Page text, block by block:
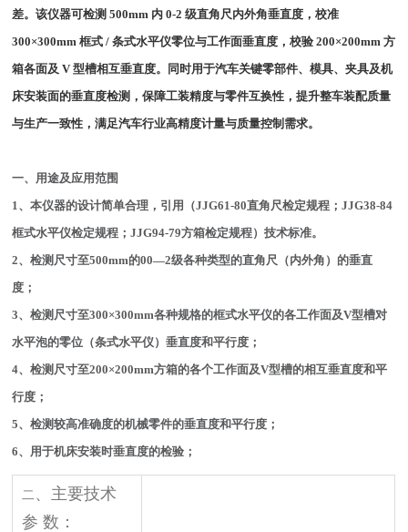
差。该仪器可检测 500mm 内 0‑2 级直角尺内外角垂直度，校准
300×300mm 框式 / 条式水平仪零位与工作面垂直度，校验 200×200mm 方
箱各面及 V 型槽相互垂直度。同时用于汽车关键零部件、模具、夹具及机
床安装面的垂直度检测，保障工装精度与零件互换性，提升整车装配质量
与生产一致性，满足汽车行业高精度计量与质量控制需求。
一、用途及应用范围
1、本仪器的设计简单合理，引用（JJG61-80直角尺检定规程；JJG38-84
框式水平仪检定规程；JJG94-79方箱检定规程）技术标准。
2、检测尺寸至500mm的00—2级各种类型的直角尺（内外角）的垂直
度；
3、检测尺寸至300×300mm各种规格的框式水平仪的各工作面及V型槽对
水平泡的零位（条式水平仪）垂直度和平行度；
4、检测尺寸至200×200mm方箱的各个工作面及V型槽的相互垂直度和平
行度；
5、检测较高准确度的机械零件的垂直度和平行度；
6、用于机床安装时垂直度的检验；
二 、主要技术
参 数：